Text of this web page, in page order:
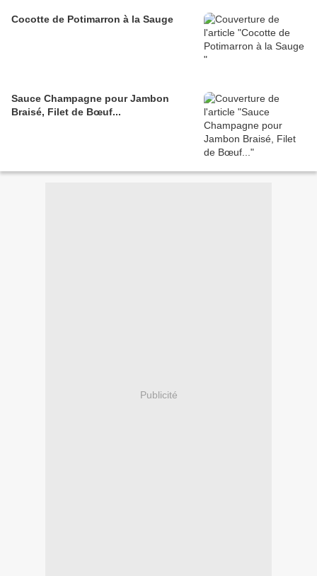
Cocotte de Potimarron à la Sauge
Sauce Champagne pour Jambon
Braisé, Filet de Bœuf...
Publicité